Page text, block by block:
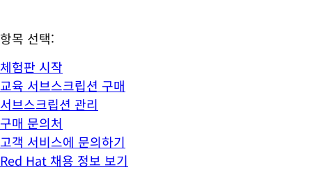
항목 선택:
체험판 시작
교육 서브스크립션 구매
서브스크립션 관리
구매 문의처
고객 서비스에 문의하기
Red Hat 채용 정보 보기